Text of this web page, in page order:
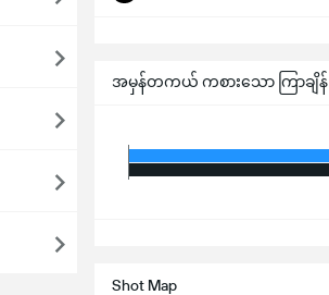
အမှန်တကယ် ကစားသော ကြာချိန်
Shot Map